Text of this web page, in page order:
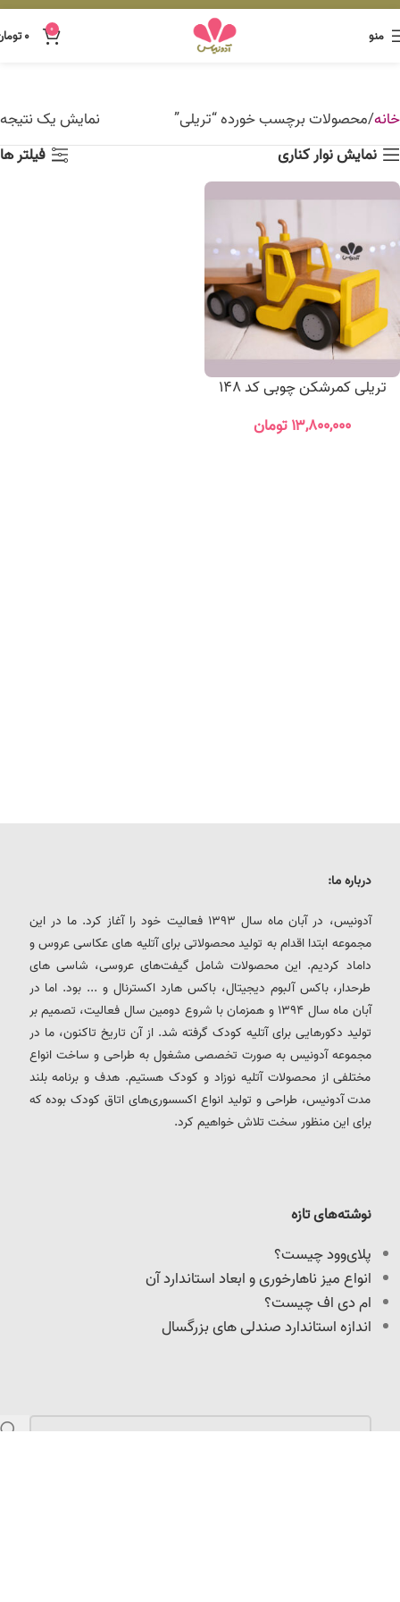
منو 0 ۰
خانه محصولات برچسب خورده “تریلی”
نمایش یک نتیجه
نمایش نوار کناری
فیلتر ها
تریلی کمرشکن چوبی کد 148
۱۳,۸۰۰,۰۰۰تومان
نوشته‌های تازه
پلای‌وود چیست؟
انواع میز ناهارخوری و ابعاد استاندارد آن
ام دی اف چیست؟
اندازه استاندارد صندلی های بزرگسال
درباره ما:
آدونیس، در آبان ماه سال 1393 فعالیت خود را آغاز کرد. ما در این
مجموعه ابتدا اقدام به تولید محصولاتی برای آتلیه های عکاسی عروس و
داماد کردیم. این محصولات شامل گیفت‌های عروسی، شاسی های
طرحدار، باکس آلبوم دیجیتال، باکس هارد اکسترنال و ... بود. اما در
آبان ماه سال 1394 و همزمان با شروع دومین سال فعالیت، تصمیم بر
تولید دکورهایی برای آتلیه کودک گرفته شد. از آن تاریخ تاکنون، ما در
مجموعه آدونیس به صورت تخصصی مشغول به طراحی و ساخت انواع
مختلفی از محصولات آتلیه نوزاد و کودک هستیم. هدف و برنامه بلند
مدت آدونیس، طراحی و تولید انواع اکسسوری‌های اتاق کودک بوده که
برای این منظور سخت تلاش خواهیم کرد.